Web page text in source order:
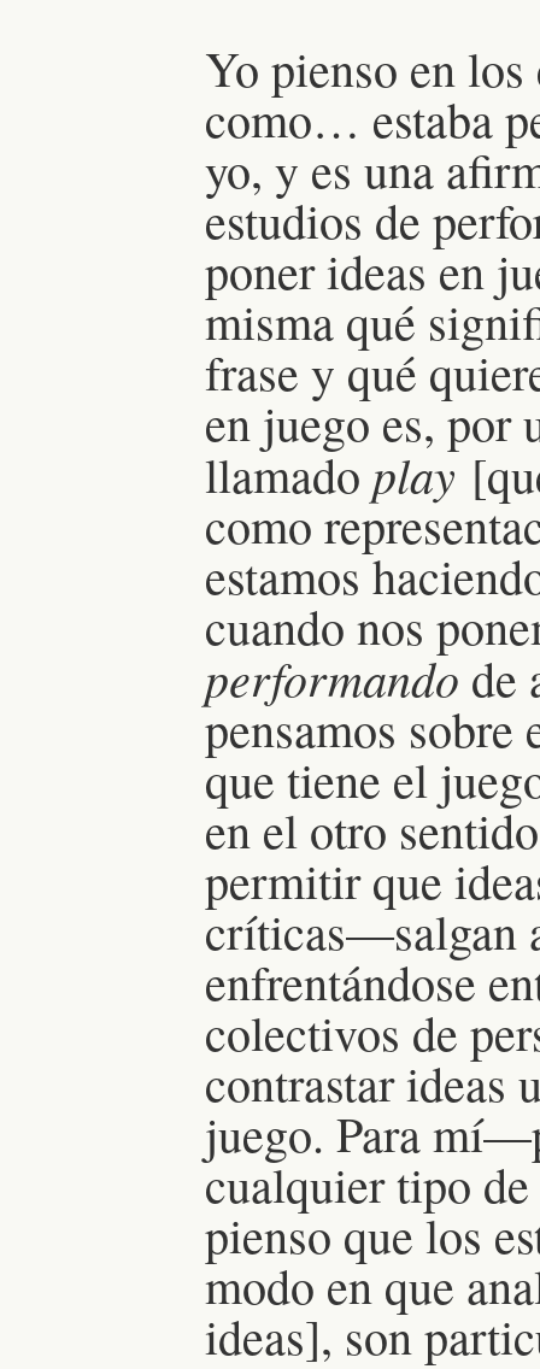
Yo pienso en
como… estaba
yo, y es una
estudios de
poner ideas en
misma qué
frase y qué
en juego es, por
llamado play
como
estamos
cuando nos
performando de
pensamos sobre
que tiene el
en el otro
permitir que
críticas—salgan
enfrentándose
colectivos de
contrastar ideas
juego. Para
cualquier tipo
pienso que los
modo en que
ideas], son